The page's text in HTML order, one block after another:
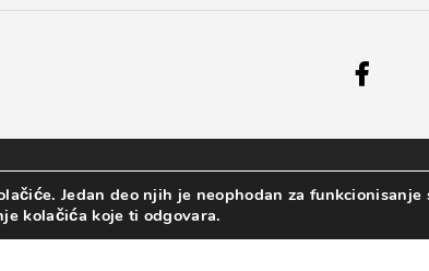
ЗА ПРОМОЦИЈУ НАУКЕ
Jedan deo njih je neophodan za
kolačića koje ti odgovara.